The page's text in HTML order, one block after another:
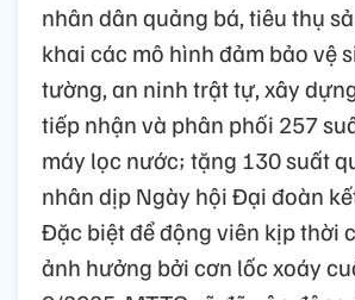
nhân dân quảng bá, tiêu thụ
khai các mô hình đảm bảo vệ
tường, an ninh trật tự, xây
tiếp nhận và phân phối 257
máy lọc nước; tặng 130 suất
nhân dịp Ngày hội Đại đoàn
Đặc biệt để động viên kịp thời
ảnh hưởng bởi cơn lốc xoáy